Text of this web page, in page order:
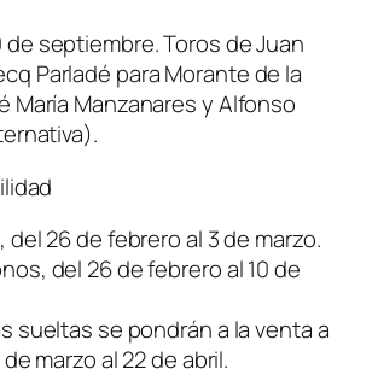
de septiembre. Toros de Juan
Parladé para Morante de la
María Manzanares y Alfonso
del 26 de febrero al 3 de marzo.
del 26 de febrero al 10 de
sueltas se pondrán a la venta a
marzo al 22 de abril.